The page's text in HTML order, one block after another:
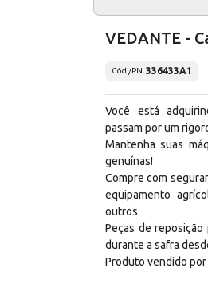
VEDANTE -
Cód./PN 336433A1
Você está
passam por um
Mantenha suas
genuínas!
Compre com
equipamento
outros.
Peças de reposição
durante a safra
Produto vendido